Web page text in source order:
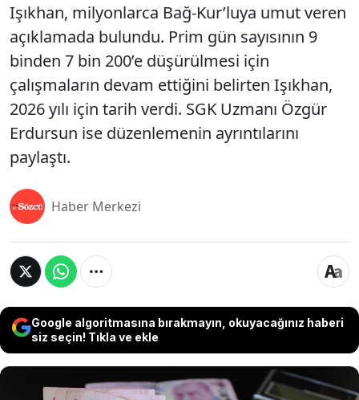
Işıkhan, milyonlarca Bağ-Kur’luya umut veren
açıklamada bulundu. Prim gün sayısının 9
binden 7 bin 200’e düşürülmesi için
çalışmaların devam ettiğini belirten Işıkhan,
2026 yılı için tarih verdi. SGK Uzmanı Özgür
Erdursun ise düzenlemenin ayrıntılarını
paylaştı.
Haber Merkezi
Google algoritmasına bırakmayın, okuyacağınız haberi
siz seçin! Tıkla ve ekle